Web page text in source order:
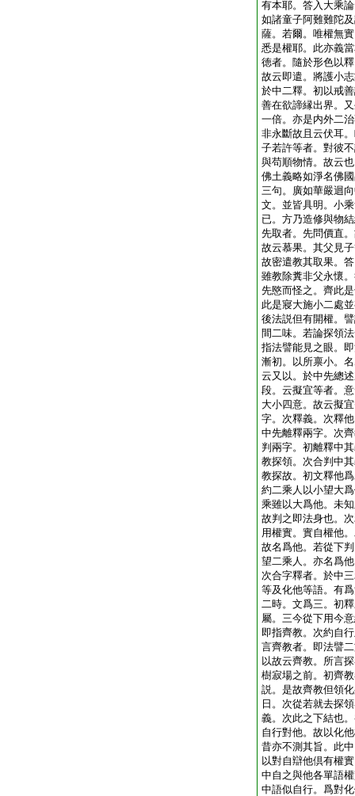
有本耶。答入大乘
如諸童子阿難難陀
薩。若爾。唯權無
悉是權耶。此亦義
徳者。隨於形色以
故云即遣。將護小
於中二釋。初以戒
善在欲諦縁出界。
一倍。亦是内外二
非永斷故且云伏耳
子若許等者。對彼
與苟順物情。故云
佛土義略如淨名佛
三句。廣如華嚴迴
文。並皆具明。小
已。方乃造修與物
先取者。先問價直
故云慕果。其父見
故密遣教其取果。
雖教除糞非父永懷
先愍而怪之。齊此
此是寢大施小二處
後法説但有開權。
間二味。若論探領
指法譬能見之眼。
漸初。以所禀小。
云又以。於中先總
段。云擬宜等者。
大小四意。故云擬
字。次釋義。次釋
中先離釋兩字。次
判兩字。初離釋中
教探領。次合判中
教探故。初文釋他
約二乘人以小望大
乘雖以大爲他。未
故判之即法身也。
用權實。實自權他
故名爲他。若從下
望二乘人。亦名爲
次合字釋者。於中
等及化他等語。有
二時。文爲三。初
屬。三今從下用今
即指齊教。次約自
言齊教者。即法譬
以故云齊教。所言
樹寂場之前。初齊
説。是故齊教但領
日。次從若就去探
義。次此之下結也
自行對他。故以化
昔亦不測其旨。此
以對自辯他倶有權
中自之與他各單語
中語似自行。爲對